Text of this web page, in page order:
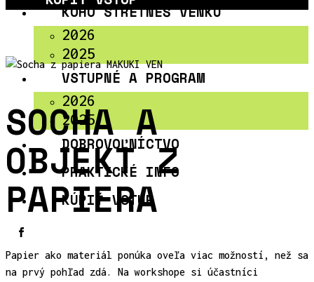
KOHO STRETNEŠ VENKU
2026
2025
VSTUPNÉ A PROGRAM
2026
2025
DOBROVOĽNÍCTVO
PRAKTICKÉ INFO
KÚPIŤ VSTUP
SOCHA A
OBJEKT Z
PAPIERA
Papier ako materiál ponúka oveľa viac možností, než sa
na prvý pohľad zdá. Na workshope si účastníci